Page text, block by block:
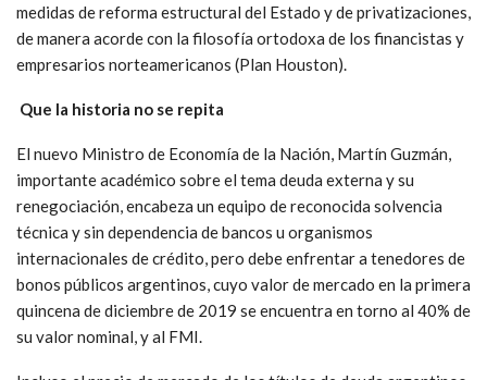
medidas de reforma estructural del Estado y de privatizaciones,
de manera acorde con la filosofía ortodoxa de los financistas y
empresarios norteamericanos (Plan Houston).
Que la historia no se repita
El nuevo Ministro de Economía de la Nación, Martín Guzmán,
importante académico sobre el tema deuda externa y su
renegociación, encabeza un equipo de reconocida solvencia
técnica y sin dependencia de bancos u organismos
internacionales de crédito, pero debe enfrentar a tenedores de
bonos públicos argentinos, cuyo valor de mercado en la primera
quincena de diciembre de 2019 se encuentra en torno al 40% de
su valor nominal, y al FMI.